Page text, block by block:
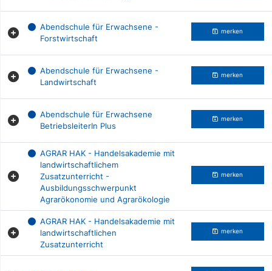
Abendschule für Erwachsene -
Forstwirtschaft
merken
Abendschule für Erwachsene -
Landwirtschaft
merken
Abendschule für Erwachsene
BetriebsleiterIn Plus
merken
AGRAR HAK - Handelsakademie mit
landwirtschaftlichem
Zusatzunterricht -
Ausbildungsschwerpunkt
Agrarökonomie und Agrarökologie
merken
AGRAR HAK - Handelsakademie mit
landwirtschaftlichen
Zusatzunterricht
merken